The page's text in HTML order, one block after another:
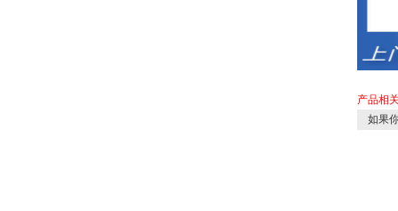
产品相
如果